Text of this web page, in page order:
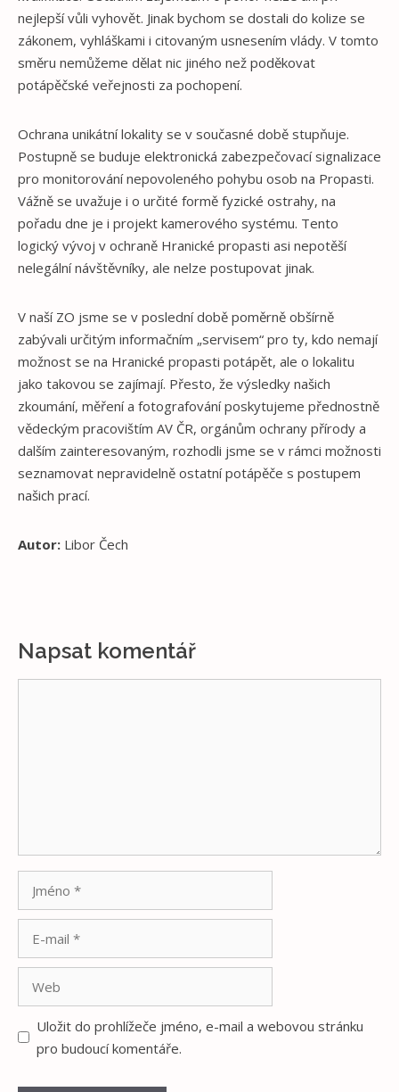
nejlepší vůli vyhovět. Jinak bychom se dostali do kolize se
zákonem, vyhláškami i citovaným usnesením vlády. V tomto
směru nemůžeme dělat nic jiného než poděkovat
potápěčské veřejnosti za pochopení.
Ochrana unikátní lokality se v současné době stupňuje.
Postupně se buduje elektronická zabezpečovací signalizace
pro monitorování nepovoleného pohybu osob na Propasti.
Vážně se uvažuje i o určité formě fyzické ostrahy, na
pořadu dne je i projekt kamerového systému. Tento
logický vývoj v ochraně Hranické propasti asi nepotěší
nelegální návštěvníky, ale nelze postupovat jinak.
V naší ZO jsme se v poslední době poměrně obšírně
zabývali určitým informačním „servisem“ pro ty, kdo nemají
možnost se na Hranické propasti potápět, ale o lokalitu
jako takovou se zajímají. Přesto, že výsledky našich
zkoumání, měření a fotografování poskytujeme přednostně
vědeckým pracovištím AV ČR, orgánům ochrany přírody a
dalším zainteresovaným, rozhodli jsme se v rámci možnosti
seznamovat nepravidelně ostatní potápěče s postupem
našich prací.
Autor: Libor Čech
Napsat komentář
Uložit do prohlížeče jméno, e-mail a webovou stránku
pro budoucí komentáře.